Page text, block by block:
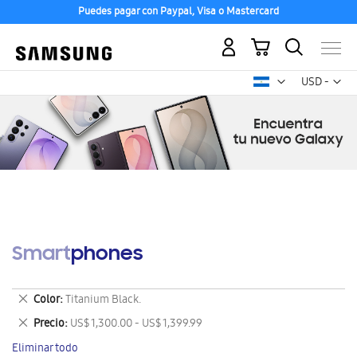
Puedes pagar con Paypal, Visa o Mastercard
USD -
dólar
Mi carrito
Smartphones
Color Titanium Black.
Eliminar
este
artículo
Precio US$ 1,300.00 - US$ 1,399.99
Eliminar
este
Eliminar todo